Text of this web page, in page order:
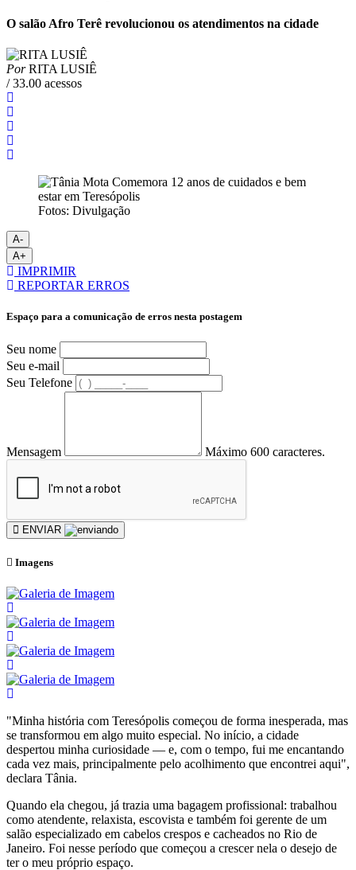
O salão Afro Terê revolucionou os atendimentos na cidade
PorRITA LUSIÊ
/ 33.00 acessos
Fotos: Divulgação
A-
A+
IMPRIMIR
REPORTAR ERROS
Espaço para a comunicação de erros nesta postagem
Seu nome
Seu e-mail
Seu Telefone
Mensagem Máximo 600 caracteres.
ENVIAR
Imagens
"Minha história com Teresópolis começou de forma inesperada, mas
se transformou em algo muito especial. No início, a cidade
despertou minha curiosidade — e, com o tempo, fui me encantando
cada vez mais, principalmente pelo acolhimento que encontrei aqui",
declara Tânia.
Quando ela chegou, já trazia uma bagagem profissional: trabalhou
como atendente, relaxista, escovista e também foi gerente de um
salão especializado em cabelos crespos e cacheados no Rio de
Janeiro. Foi nesse período que começou a crescer nela o desejo de
ter o meu próprio espaço.